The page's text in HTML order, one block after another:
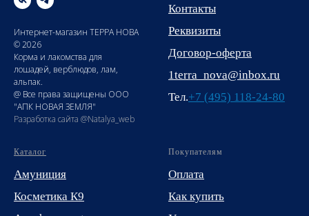
Интернет-магазин ТЕРРА НОВА
© 2026
Корма и лакомства для
лошадей, верблюдов, лам,
альпак.
@ Все права защищены ООО
"АПК НОВАЯ ЗЕМЛЯ"
Разработка сайта @Natalya_web
Контакты
Реквизиты
Договор-оферта
1terra_nova@inbox.ru
Тел.+7 (495) 118-24-80
Каталог
Амуниция
Косметика К9
Покупателям
Оплата
Как купить